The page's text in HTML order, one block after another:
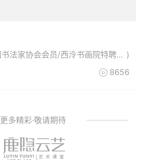
中国书法家协会会员/西泠书画院特聘画师 )
 8656
更多精彩·敬请期待